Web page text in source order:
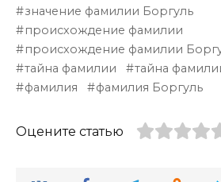
значение фамилии Боргуль
происхождение фамилии
происхождение фамилии
тайна фамилии
тайна
фамилия
фамилия Боргуль
Оцените статью